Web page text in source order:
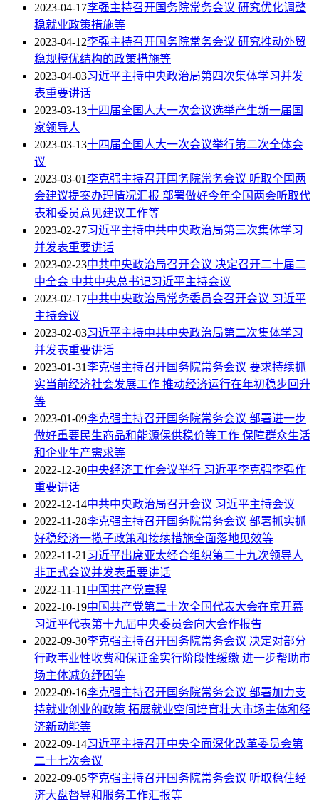
2023-04-17李强主持召开国务院常务会议 研究优化调整
稳就业政策措施等
2023-04-12李强主持召开国务院常务会议 研究推动外贸
稳规模优结构的政策措施等
2023-04-03习近平主持中央政治局第四次集体学习并发
表重要讲话
2023-03-13十四届全国人大一次会议选举产生新一届国
家领导人
2023-03-13十四届全国人大一次会议举行第二次全体会
议
2023-03-01李克强主持召开国务院常务会议 听取全国两
会建议提案办理情况汇报 部署做好今年全国两会听取代
表和委员意见建议工作等
2023-02-27习近平主持中共中央政治局第三次集体学习
并发表重要讲话
2023-02-23中共中央政治局召开会议 决定召开二十届二
中全会 中共中央总书记习近平主持会议
2023-02-17中共中央政治局常务委员会召开会议 习近平
主持会议
2023-02-03习近平主持中共中央政治局第二次集体学习
并发表重要讲话
2023-01-31李克强主持召开国务院常务会议 要求持续抓
实当前经济社会发展工作 推动经济运行在年初稳步回升
等
2023-01-09李克强主持召开国务院常务会议 部署进一步
做好重要民生商品和能源保供稳价等工作 保障群众生活
和企业生产需求等
2022-12-20中央经济工作会议举行 习近平李克强李强作
重要讲话
2022-12-14中共中央政治局召开会议 习近平主持会议
2022-11-28李克强主持召开国务院常务会议 部署抓实抓
好稳经济一揽子政策和接续措施全面落地见效等
2022-11-21习近平出席亚太经合组织第二十九次领导人
非正式会议并发表重要讲话
2022-11-11中国共产党章程
2022-10-19中国共产党第二十次全国代表大会在京开幕
习近平代表第十九届中央委员会向大会作报告
2022-09-30李克强主持召开国务院常务会议 决定对部分
行政事业性收费和保证金实行阶段性缓缴 进一步帮助市
场主体减负纾困等
2022-09-16李克强主持召开国务院常务会议 部署加力支
持就业创业的政策 拓展就业空间培育壮大市场主体和经
济新动能等
2022-09-14习近平主持召开中央全面深化改革委员会第
二十七次会议
2022-09-05李克强主持召开国务院常务会议 听取稳住经
济大盘督导和服务工作汇报等